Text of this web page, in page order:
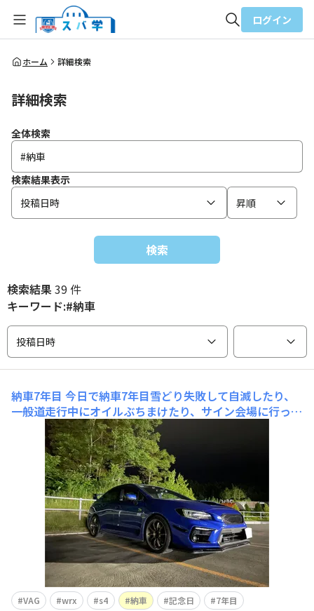
全体検索
ログイン
ホーム 詳細検索
詳細検索
全体検索
検索結果表示
投稿日時
昇順
検索
検索結果39 件
キーワード:#納車
投稿日時
納車7年目 今日で納車7年目雪どり失敗して自滅したり、
一般道走行中にオイルぶちまけたり、サイン会場に行った
りと色々ありましたでも最高の相棒です‼︎ぶっ壊れるまで
乗るから今後とも宜しくね洗ってないから汚い笑久々に給
油ランプ付いたから焦った笑まだまだ走り足りないよなぁ
VAG wrx s4 納車 記念日
7年目